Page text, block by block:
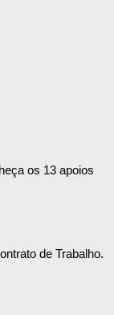
os 13 apoios
de Trabalho.